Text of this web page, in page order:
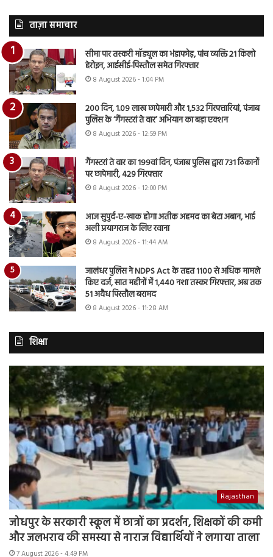
ताज़ा समाचार
सीमा पार तस्करी मॉड्यूल का भंडाफोड़, पांच व्यक्ति 21 किलो
हेरोइन, आईसीई-पिस्तौल समेत गिरफ्तार
8 August 2026 - 1:04 PM
200 दिन, 1.09 लाख छापेमारी और 1,532 गिरफ्तारियां, पंजाब
पुलिस के ‘गैंगस्टरां ते वार’ अभियान का बड़ा एक्शन
8 August 2026 - 12:59 PM
गैंगस्टरां ते वार का 199वां दिन, पंजाब पुलिस द्वारा 731 ठिकानों
पर छापेमारी, 429 गिरफ्तार
8 August 2026 - 12:00 PM
आज सुपुर्द-ए-खाक होगा अतीक अहमद का बेटा अबान, भाई
अली प्रयागराज के लिए रवाना
8 August 2026 - 11:44 AM
जालंधर पुलिस ने NDPS Act के तहत 1100 से अधिक मामले
किए दर्ज, सात महीनों में 1,440 नशा तस्कर गिरफ्तार, अब तक
51 अवैध पिस्तौल बरामद
8 August 2026 - 11:28 AM
शिक्षा
Rajasthan
जोधपुर के सरकारी स्कूल में छात्रों का प्रदर्शन, शिक्षकों की कमी
और जलभराव की समस्या से नाराज विद्यार्थियों ने लगाया ताला
7 August 2026 - 4:49 PM